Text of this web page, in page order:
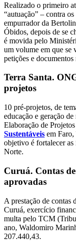
Realizado o primeiro
“autuação” – contra
empurrador da
Óbidos, depois de se
é movida pelo
um volume em que se
petições e
Terra Santa.
projetos
10 pré-projetos, de
educação e geração
Elaboração de
Sustentáveis em Faro,
objetivo é fortalecer as
Norte.
Curuá. Contas
aprovadas
A prestação de
Curuá, exercício
multa pelo TCM
ano, Waldomiro
207.440,43.